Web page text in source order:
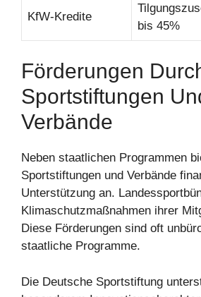
KfW-Kredite
bis 45%
Förderungen
Sportstiftungen
Verbände
Neben staatlichen Programmen
Sportstiftungen und Verbände
Unterstützung an.
Klimaschutzmaßnahmen ihrer
Diese Förderungen sind oft
staatliche Programme.
Die Deutsche Sportstiftung